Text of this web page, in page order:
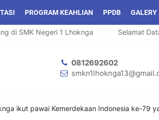
PROGRAM KEAHLIAN PPDB GALERY
SMK Negeri 1 Lhoknga Selamat Datang
0812692602
ikut pawai Kemerdekaan Indonesia ke-79